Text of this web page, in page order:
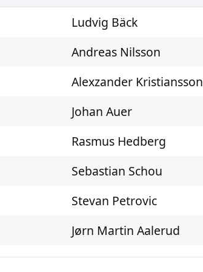
Ludvig Bäck
Andreas Nilsson
Alexzander Kristiansson
Johan Auer
Rasmus Hedberg
Sebastian Schou
Stevan Petrovic
Jørn Martin Aalerud